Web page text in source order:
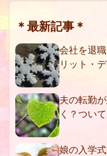
＊最新記事＊
会社を退
リット・
夫の転勤
く？つい
娘の入学